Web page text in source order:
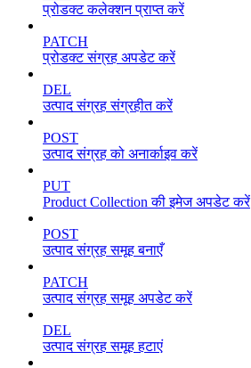
प्रोडक्ट कलेक्शन प्राप्त करें
PATCH
प्रोडक्ट संग्रह अपडेट करें
DEL
उत्पाद संग्रह संग्रहीत करें
POST
उत्पाद संग्रह को अनार्काइव करें
PUT
Product Collection की इमेज अपडेट करें
POST
उत्पाद संग्रह समूह बनाएँ
PATCH
उत्पाद संग्रह समूह अपडेट करें
DEL
उत्पाद संग्रह समूह हटाएं